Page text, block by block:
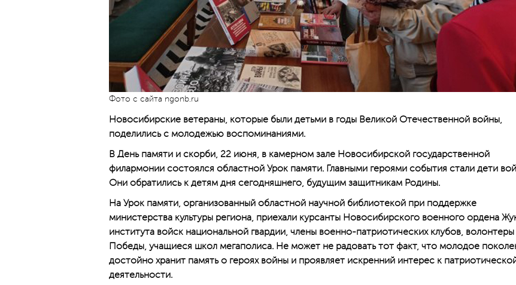
Фото с сайта ngonb.ru
Новосибирские ветераны, которые были детьми в годы Великой Отечественной войны,
поделились с молодежью воспоминаниями.
В День памяти и скорби, 22 июня, в камерном зале Новосибирской государственной
филармонии состоялся областной Урок памяти. Главными героями события стали дети
Они обратились к детям дня сегодняшнего, будущим защитникам Родины.
На Урок памяти, организованный областной научной библиотекой при поддержке
министерства культуры региона, приехали курсанты Новосибирского военного ордена
института войск национальной гвардии, члены военно-патриотических клубов, волонтеры
Победы, учащиеся школ мегаполиса. Не может не радовать тот факт, что молодое
достойно хранит память о героях войны и проявляет искренний интерес к
деятельности.